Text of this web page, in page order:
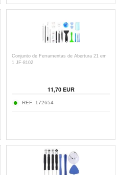
Conjunto de Ferramentas de Abertura 21 em
1 JF-8102
11,70EUR
REF: 172654